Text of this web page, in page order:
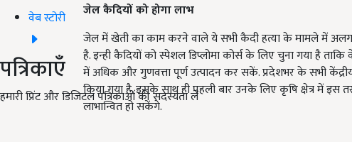
वेब स्टोरी
पत्रिकाएँ
हमारी प्रिंट और डिजिटल पत्रिकाओं की सदस्यता लें
जेल कैदियों को होगा लाभ
जेल में खेती का काम करने वाले ये सभी कैदी हत्या के मामले में
है. इन्ही कैदियों को स्पेशल डिप्लोमा कोर्स के लिए चुना गया है
में अधिक और गुणवत्ता पूर्ण उत्पादन कर सकें. प्रदेशभर के सभी
किया गया है. इसके साथ ही पहली बार उनके लिए कृषि क्षेत्र में इस
लाभान्वित हो सकेंगे.